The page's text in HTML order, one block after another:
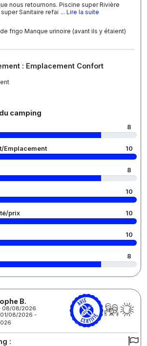
nous retournons. Piscine super Rivière
Sanitaire refai ... Lire la suite
frigo Manque urinoire (avant ils y étaient)
: Emplacement Confort
camping
8
Emplacement 10
8
10
prix 10
10
8
B.
08/08/2026
08/2026 -
: